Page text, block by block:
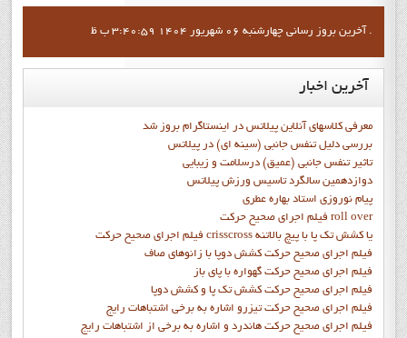
آخرين بروز رساني چهارشنبه 06 شهریور 1404 3:40:59 ب ظ .
آخرین اخبار
معرفی کلاسهای آنلاین پیلاتس در اینستاگرام بروز شد
بررسی دلیل تنفس جانبی (سینه ای) در پیلاتس
تاثیر تنفس جانبی (عمیق) درسلامت و زیبایی
دوازدهمين سالگرد تاسيس ورزش پيلاتس
پيام نوروزي استاد بهاره عطري
فيلم اجراي صحيح حرکت roll over
فيلم اجراي صحيح حركت crisscross يا كشش تك پا با پيچ بالاتنه
فيلم اجراي صحيح حرکت كشش دوپا با زانوهاي صاف
فيلم اجراي صحيح حرکت گهواره با پاي باز
فيلم اجراي صحيح حرکت کشش تک پا و کشش دوپا
فيلم اجراي صحيح حرکت تيزرو اشاره به برخي اشتباهات رايج
فيلم اجراي صحيح حرکت هاندرد و اشاره به برخي از اشتباهات رايج